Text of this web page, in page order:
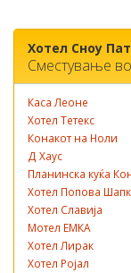
Хотел Сноу
Сместување
Каса Леоне
Хотел Тетекс
Конакот на Ноли
Д Хаус
Планинска куќа
Хотел Попова
Хотел Славија
Мотел ЕМКА
Хотел Лирак
Хотел Ројал